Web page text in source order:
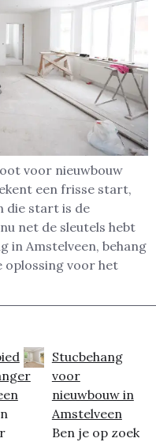
voor nieuwbouw
een frisse start,
die start is de
net de sleutels hebt
in Amstelveen, behang
oplossing voor het
Stucbehang
voor
nieuwbouw in
Amstelveen
Ben je op zoek